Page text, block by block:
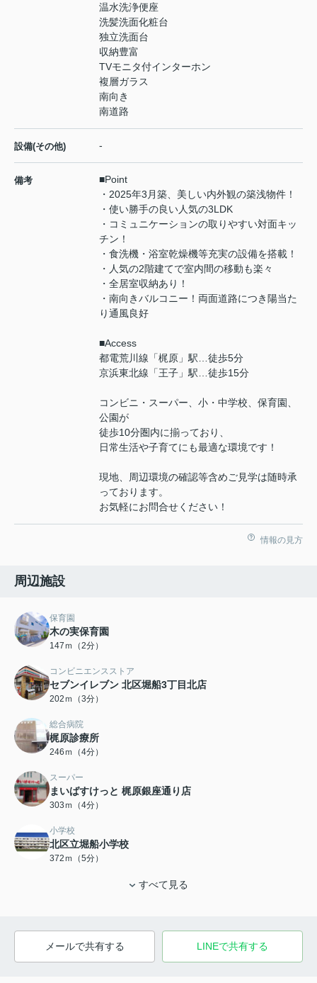
温水洗浄便座
洗髪洗面化粧台
独立洗面台
収納豊富
TVモニタ付インターホン
複層ガラス
南向き
南道路
設備(その他) -
備考
■Point
・2025年3月築、美しい内外観の築浅物件！
・使い勝手の良い人気の3LDK
・コミュニケーションの取りやすい対面キッ
チン！
・食洗機・浴室乾燥機等充実の設備を搭載！
・人気の2階建てで室内間の移動も楽々
・全居室収納あり！
・南向きバルコニー！両面道路につき陽当た
り通風良好
■Access
都電荒川線「梶原」駅…徒歩5分
京浜東北線「王子」駅…徒歩15分
コンビニ・スーパー、小・中学校、保育園、
公園が
徒歩10分圏内に揃っており、
日常生活や子育てにも最適な環境です！
現地、周辺環境の確認等含めご見学は随時承
っております。
お気軽にお問合せください！
情報の見方
周辺施設
保育園
木の実保育園
147ｍ（2分）
コンビニエンスストア
セブンイレブン 北区堀船3丁目北店
202ｍ（3分）
総合病院
梶原診療所
246ｍ（4分）
スーパー
まいばすけっと 梶原銀座通り店
303ｍ（4分）
小学校
北区立堀船小学校
372ｍ（5分）
すべて見る
メールで共有する LINEで共有する